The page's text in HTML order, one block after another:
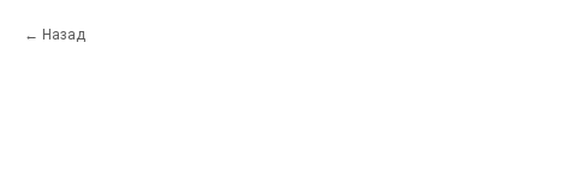
Назад